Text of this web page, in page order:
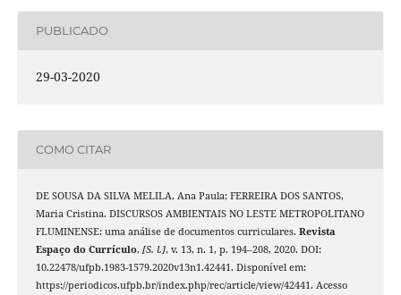
PUBLICADO
29-03-2020
COMO CITAR
DE SOUSA DA SILVA MELILA, Ana Paula; FERREIRA DOS SANTOS,
Maria Cristina. DISCURSOS AMBIENTAIS NO LESTE METROPOLITANO
FLUMINENSE: uma análise de documentos curriculares. Revista
Espaço do Currículo, [S. l.], v. 13, n. 1, p. 194–208, 2020. DOI:
10.22478/ufpb.1983-1579.2020v13n1.42441. Disponível em:
https://periodicos.ufpb.br/index.php/rec/article/view/42441. Acesso